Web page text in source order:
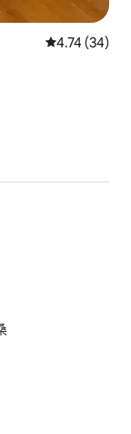
從 34 則評價
4.74 (34)